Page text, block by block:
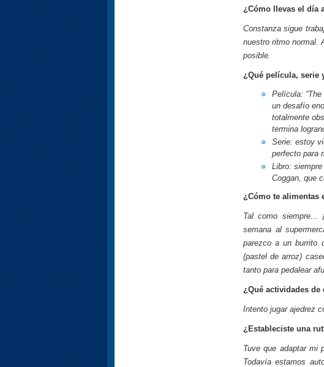
¿Cómo llevas el día
Constanza sigue
nuestro ritmo normal.
posible.
¿Qué película, serie
Película:
un desafío
totalmente
termina
Serie: estoy
perfecto para
Libro:
Coggan, que
¿Cómo te alimentas
Tal como siempre...
semana al
parezco a un burrito
(pastel de arroz)
tanto para pedalear
¿Qué actividades
Intento jugar ajedrez
¿Estableciste una
Tuve que adaptar mi
Todavía estamos